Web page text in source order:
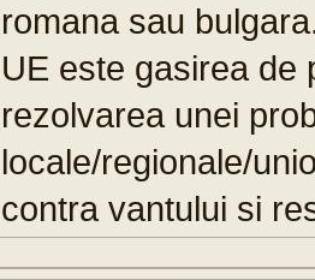
romana sau
UE este gasirea de
rezolvarea unei
locale/regionale/
contra vantului si